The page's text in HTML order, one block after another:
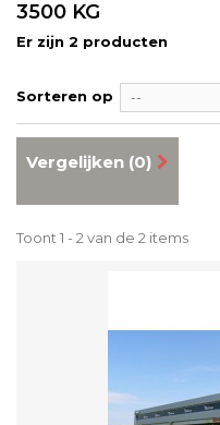
3500 KG
Er zijn 2 producten
Sorteren op --
Vergelijken (0)
Toont 1 - 2 van de 2 items